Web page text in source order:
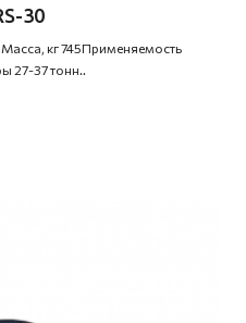
30
кг 745Применяемость
27-37 тонн..